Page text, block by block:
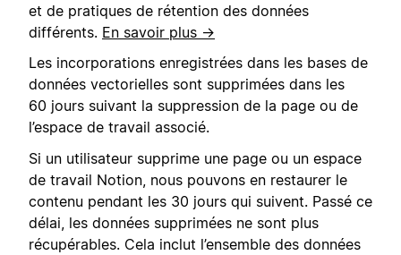
et de pratiques de rétention des données
différents. En savoir plus →
Les incorporations enregistrées dans les bases de
données vectorielles sont supprimées dans les
60 jours suivant la suppression de la page ou de
l’espace de travail associé.
Si un utilisateur supprime une page ou un espace
de travail Notion, nous pouvons en restaurer le
contenu pendant les 30 jours qui suivent. Passé ce
délai, les données supprimées ne sont plus
récupérables. Cela inclut l’ensemble des données